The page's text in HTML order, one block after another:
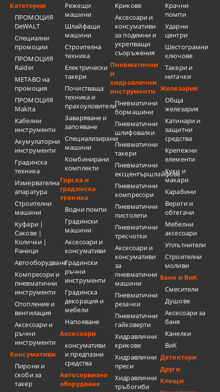
Категории
ПРОМОЦИЯ
DeWALT
Специални
промоции
ПРОМОЦИЯ
Raider
METABO на
промоция
ПРОМОЦИЯ
Makita
Кабелни
инструменти
Акумулаторни
инструменти
Градинска
техника
Измервателна
апаратура
Строителни
машини
Куфари |
Сакове |
Колички |
Раници
Автооборудване
Компресори и
пневматични
инструменти
Отопление и
вентилация
Аксесоари и
ръчни
инструменти
Консумативи
Пирони и
скоби за
такер
Режещи
машини
Шлайфащи
машини
Строителна
техника
Електрически
такери
Почистваща
техника и
прахоуловители
Заваряване и
запояване
Специализирани
машини
Комбинирани
комплекти
Горска и
градинска
техника
Водни помпи
Градински
машини
Аксесоари и
консумативи
Градински
ръчни
инструменти
Градинска
декорация и
мебели
Напояване
Аксесоари
консумативи
и предпазни
средства
Автосервизно
оборудване
Крикове
Аксесоари и
консумативи
за подемни и
укрепващи
съоръжения
Пневматични
и
хидравлични
инструменти
Пневматични
бормашини
Пневматични
шлифовалки
Пневматични
такери
Пневматични
ексцентършлайфове
Пневматични
компресори
Пневматични
пистолети
Пневматични
тресчотки
Аксесоари и
консумативи
за
пневматични
машини
Пневматични
резачки
Пневматични
гайковерти
Хидравлични
крикове
Хидравлични
преси
Хидравлични
тръбогиби
Крачни
помпи
Ударни
центри
Шестограмни
ключове
Такери и
нитачки
Железария
Обща
железария
Катинари и
защитни
средства
Крепежни
елементи
Куки и
макари
Карабини
Вериги и
обтегачи
Мебелни
аксесоари
Уплътнители
Строителни
моливи
Баня и ВиК
Смесители
Душове
Аксесоари за
баня
Канелки
ВиК
Детектори
Други
Клещи